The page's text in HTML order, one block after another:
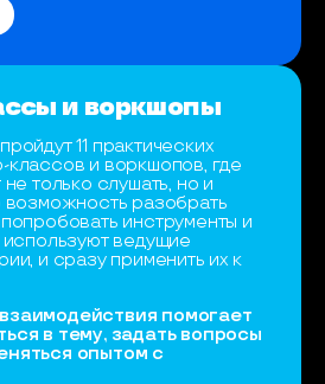
и воркшопы
11 практических
и воркшопов, где
не только слушать, но и
возможность разобрать
инструменты и
используют ведущие
и сразу применить их к
помогает
в тему, задать вопросы
опытом с